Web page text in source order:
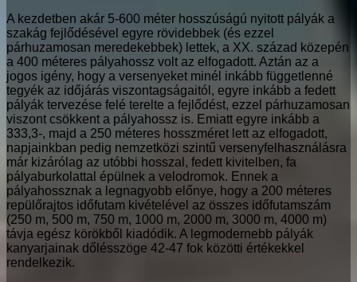
A kezdetben akár 5-600 méter hosszúságú nyitott pályák a
szakág fejlődésével egyre rövidebbek (és ezzel
párhuzamosan meredekebbek) lettek, a XX. század közepén
a 400 méteres pályahossz volt az elfogadott. Aztán az a
jogos igény, hogy a versenyeket minél inkább függetlenné
tegyék az időjárás viszontagságaitól, egyre inkább a fedett
pályák tervezése felé terelte a fejlődést, ezzel párhuzamosan
viszont csökkent a pályahossz is. Emiatt egyre inkább a
333,3-, majd a 250 méteres hosszméret lett az elfogadott,
napjainkban pedig nemzetközi szintű versenyfelhasználásra
már kizárólag az utóbbi hosszal, fedett kivitelben, fa
pályaburkolattal épülnek a velodromok. Ennek a
pályahossznak a legnagyobb előnye, hogy a 200 méteres
repülőrajtos időfutam kivételével az összes időfutamszám
(250 m, 500 m, 750 m, 1000 m, 2000 m, 3000 m, 4000 m)
távja egész körökből kiadódik. A legmodernebb pályák
kanyarjainak dőlésszöge 42-47 fok közötti értékekkel
rendelkezik.